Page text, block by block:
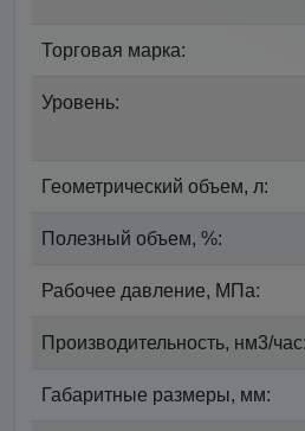
Торговая марка:
Уровень:
Геометрический объем, л:
Полезный объем, %:
Рабочее давление, МПа:
Производительность, нм3/час:
Габаритные размеры, мм: